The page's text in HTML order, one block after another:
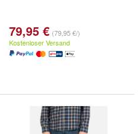
79,95 € (79,95 €/)
Kostenloser Versand